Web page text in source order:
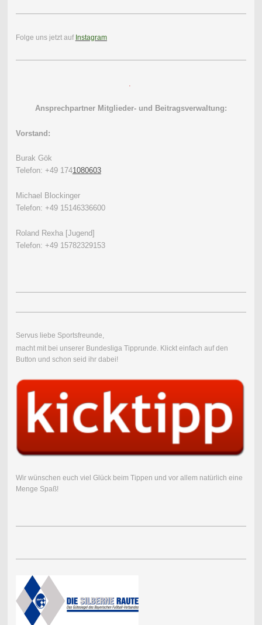
Folge uns jetzt auf Instagram
Ansprechpartner Mitglieder- und Beitragsverwaltung:
Vorstand:
Burak Gök
Telefon: +49 1741080603
Michael Blockinger
Telefon: +49 15146336600
Roland Rexha [Jugend]
Telefon: +49 15782329153
Servus liebe Sportsfreunde,
macht mit bei unserer Bundesliga Tipprunde. Klickt einfach auf den
Button und schon seid ihr dabei!
Wir wünschen euch viel Glück beim Tippen und vor allem natürlich eine
Menge Spaß!